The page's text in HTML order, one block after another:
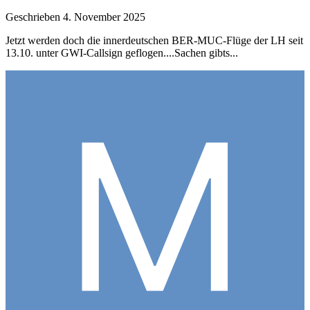
Geschrieben 4. November 2025
Jetzt werden doch die innerdeutschen BER-MUC-Flüge der LH seit
13.10. unter GWI-Callsign geflogen....Sachen gibts...